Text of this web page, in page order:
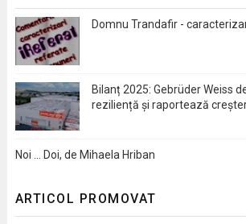
Domnu Trandafir -
Bilanț 2025: Gebrüder Weiss
reziliență și raportează
Noi … Doi, de Mihaela Hriban
ARTICOL PROMOVAT